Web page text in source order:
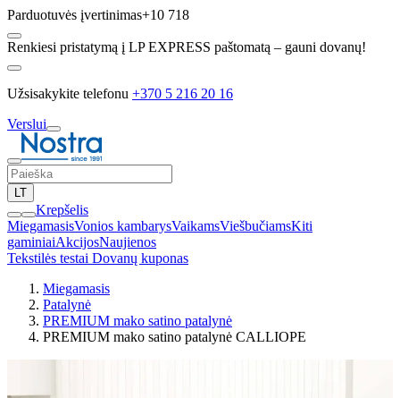
Parduotuvės įvertinimas+10 718
Renkiesi pristatymą į LP EXPRESS paštomatą – gauni dovanų!
Užsisakykite telefonu +370 5 216 20 16
Verslui
LT
Krepšelis
MiegamasisVonios kambarysVaikamsViešbučiamsKiti
gaminiaiAkcijosNaujienos
Tekstilės testai Dovanų kuponas
Miegamasis
Patalynė
PREMIUM mako satino patalynė
PREMIUM mako satino patalynė CALLIOPE